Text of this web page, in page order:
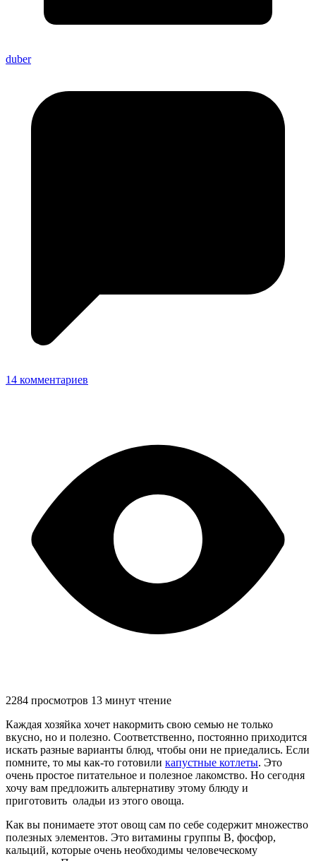
duber
14 комментариев
2284 просмотров 13 минут чтение
Каждая хозяйка хочет накормить свою семью не только
вкусно, но и полезно. Соответственно, постоянно приходится
искать разные варианты блюд, чтобы они не приедались. Если
помните, то мы как-то готовили капустные котлеты. Это
очень простое питательное и полезное лакомство. Но сегодня
хочу вам предложить альтернативу этому блюду и
приготовить оладьи из этого овоща.
Как вы понимаете этот овощ сам по себе содержит множество
полезных элементов. Это витамины группы B, фосфор,
кальций, которые очень необходимы человеческому